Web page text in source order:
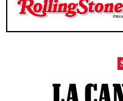
TEMPO DI LETTURA 4
TEMPO DI LETTURA 4